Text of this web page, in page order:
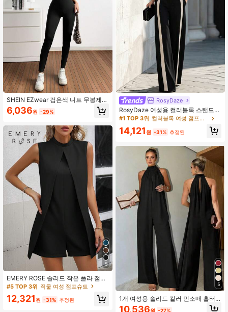
4.77 99K 팔로워
4.77 99K 팔로워
4.77 99K 팔로워
SHEIN EZwear 검은색 니트 무봉제
민소매 점프수트
6,036원 -29%
5
EMERY ROSE 솔리드 작은 폴라 점프
슈트 반바지
#5 TOP 3위 직물 여성 점프슈트
12,321 원 -31% 추정된
RosyDaze
RosyDaze 여성용 컬러블록 스탠드
칼라 포켓 민소매 우아한 점프수트
#1 TOP 3위 컬러블록 여성 점프슈트
14,121 원 -31% 추정된
5
1개 여성용 솔리드 컬러 민소매 홀터
루즈 점프수트, 편안하고 캐주얼한 분
10,536원 -27%